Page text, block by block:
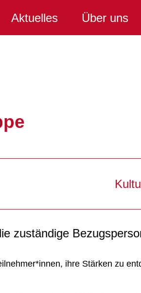
Aktuelles Über uns
zuständige
ihre Stärken zu